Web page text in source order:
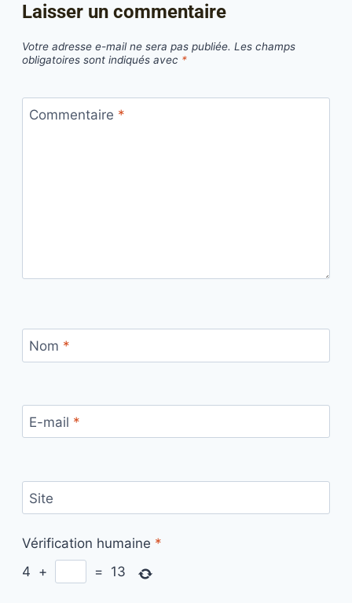
Laisser un commentaire
Votre adresse e-mail ne sera pas publiée. Les champs
obligatoires sont indiqués avec *
Commentaire *
Nom *
E-mail *
Site
Vérification humaine *
4 + = 13